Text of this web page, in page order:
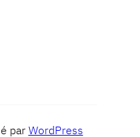
parWordPress